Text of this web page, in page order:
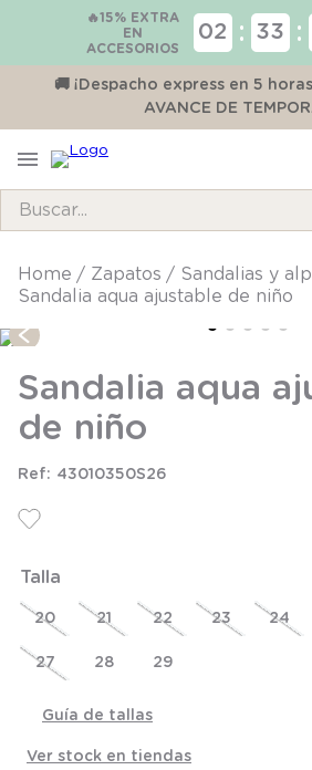
🔥15% EXTRA
EN
ACCESORIOS
02 : 33 :
🚚 ¡Despacho express en 5
AVANCE DE
zapatos sandalias y
Sandalia aqua ajustable de niño
Sandalia aqua
de niño
43010350S26
Talla
20 21 22 23 24
27 28 29
Guía de tallas
Ver stock en tiendas
TÉRMINOS MÁS BUSCADOS
pijama
3.
zapatillas
4.
body
5
panty
8.
9.
saco
10
zapatillas niño